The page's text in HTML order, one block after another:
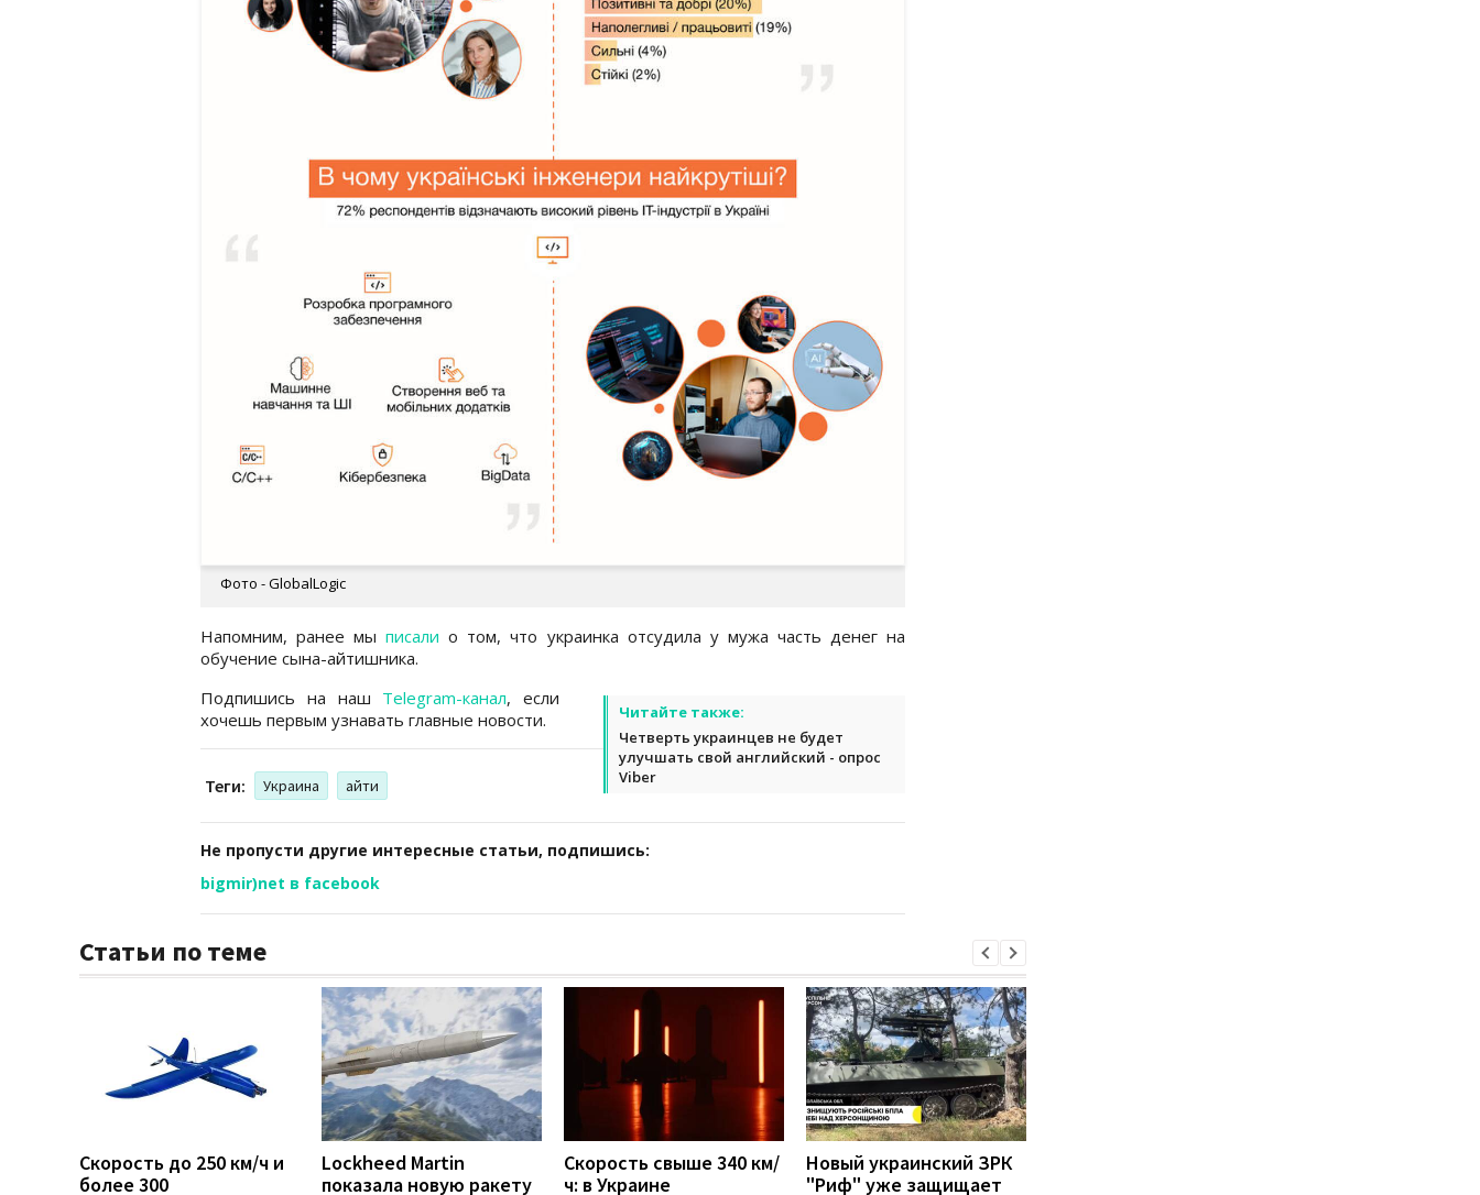
Фото - GlobalLogic
Напомним, ранее мыписали о том, что украинка отсудила у мужа часть денег на
обучение сына-айтишника.
Читайте также:
Четверть украинцев не будет
улучшать свой английский - опрос
Viber
Подпишись на наш Telegram-канал, если
хочешь первым узнавать главные новости.
Теги: Украина айти
Не пропусти другие интересные статьи, подпишись:
bigmir)net в facebook
Статьи по теме
Скорость до 250 км/ч и
более 300
Lockheed Martin
показала новую ракету
Скорость свыше 340 км/
ч: в Украине
Новый украинский ЗРК
"Риф" уже защищает